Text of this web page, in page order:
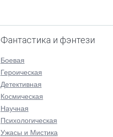
Фантастика и фэнтези
Боевая
Героическая
Детективная
Космическая
Научная
Психологическая
Ужасы и Мистика